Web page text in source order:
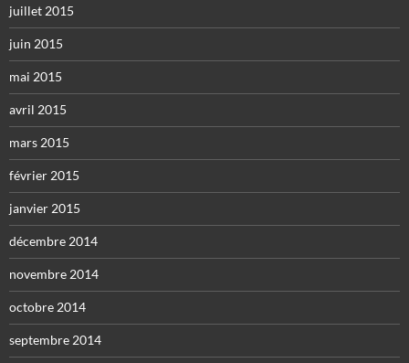
juillet 2015
juin 2015
mai 2015
avril 2015
mars 2015
février 2015
janvier 2015
décembre 2014
novembre 2014
octobre 2014
septembre 2014